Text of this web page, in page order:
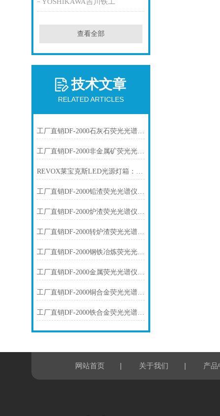
查看全部
技术文章
RELATED ARTICLES
工厂直销DF-2000石灰石荧光光谱仪技术参数
工厂直销DF-2000非金属矿荧光光谱仪技术参数
REVOX莱宝克斯LED光源灯箱：工业视觉检测的高稳定冷光方案
工厂直销DF-2000铅渣荧光光谱仪技术参数
工厂直销DF-2000炉渣荧光光谱仪技术参数
工厂直销DF-2000转炉渣荧光光谱仪技术参数
工厂直销DF-2000钢铁冶炼荧光光谱仪技术参数
工厂直销DF-2000金属荧光光谱仪技术参数
工厂直销DF-2000铜合金荧光光谱仪技术参数
工厂直销DF-2000铁合金荧光光谱仪技术参数
网站首页 | 关于我们 | 产品